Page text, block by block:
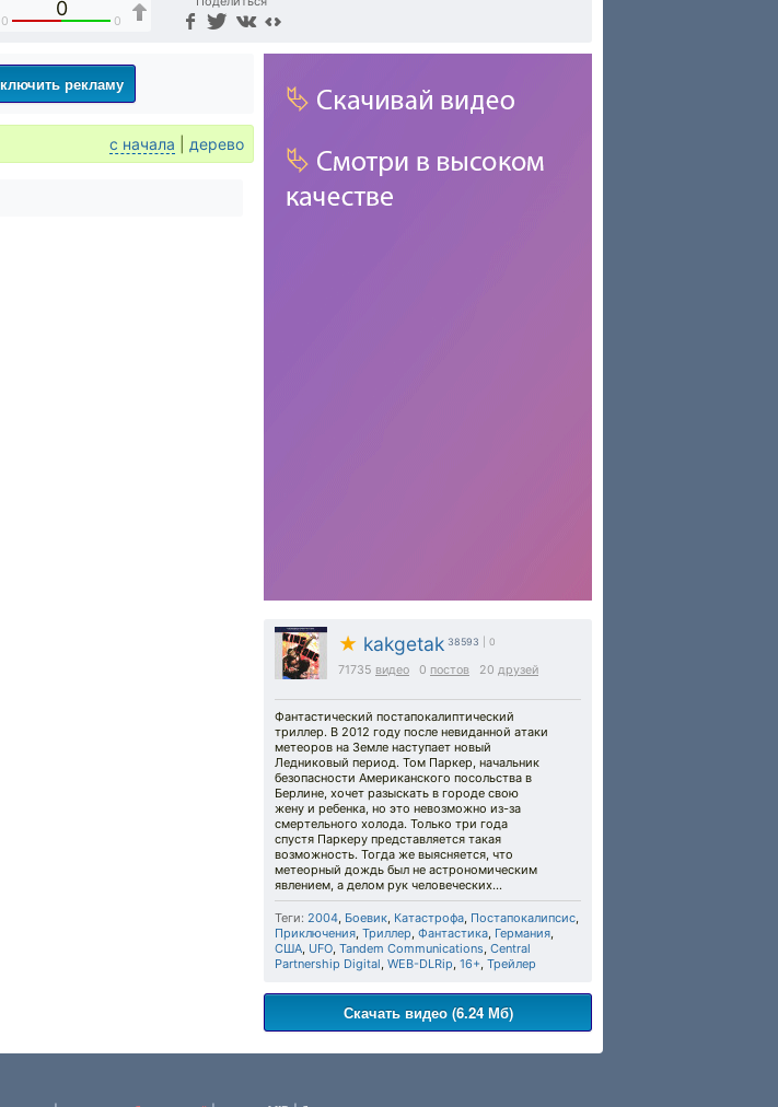
0
0 0
★ kakgetak 38593 | 0
71735 видео 0 постов 20 друзей
Фантастический постапокалиптический
триллер. В 2012 году после невиданной атаки
метеоров на Земле наступает новый
Ледниковый период. Том Паркер, начальник
безопасности Американского посольства в
Берлине, хочет разыскать в городе свою
жену и ребенка, но это невозможно из-за
смертельного холода. Только три года
спустя Паркеру представляется такая
возможность. Тогда же выясняется, что
метеорный дождь был не астрономическим
явлением, а делом рук человеческих...
Теги: 2004, Боевик, Катастрофа, Постапокалипсис,
Приключения, Триллер, Фантастика, Германия,
США, UFO, Tandem Communications, Central
Partnership Digital, WEB-DLRip, 16+, Трейлер
Скачать видео (6.24 Мб)
рекламу
с начала дерево